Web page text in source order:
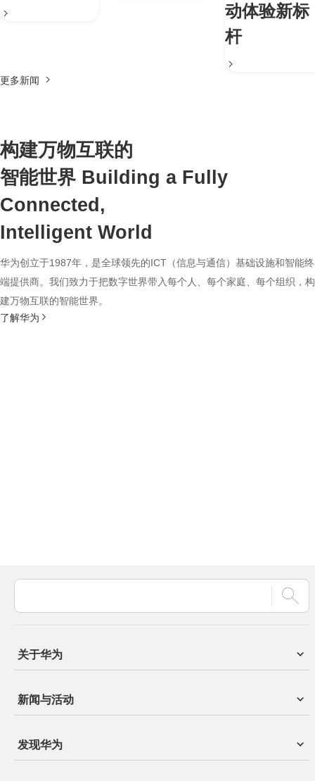
动体验新标
杆
更多新闻
构建万物互联的
智能世界 Building a Fully
Connected,
Intelligent World
华为创立于1987年，是全球领先的ICT（信息与通信）基础设施和智能终
端提供商。我们致力于把数字世界带入每个人、每个家庭、每个组织，构
建万物互联的智能世界。
了解华为
关于华为
新闻与活动
发现华为